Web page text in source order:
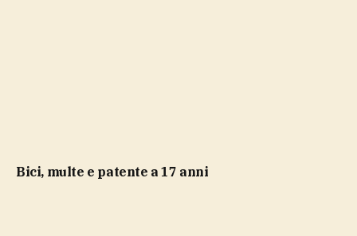
bici, multe e patente a 17 anni